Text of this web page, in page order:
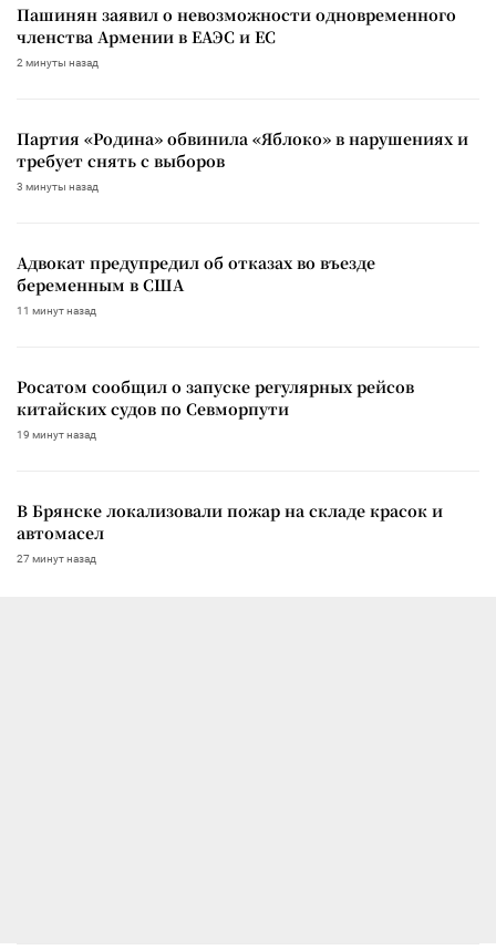
Пашинян заявил о невозможности одновременного
членства Армении в ЕАЭС и ЕС
2 минуты назад
Партия «Родина» обвинила «Яблоко» в нарушениях и
требует снять с выборов
3 минуты назад
Адвокат предупредил об отказах во въезде
беременным в США
11 минут назад
Росатом сообщил о запуске регулярных рейсов
китайских судов по Севморпути
19 минут назад
В Брянске локализовали пожар на складе красок и
автомасел
27 минут назад